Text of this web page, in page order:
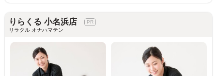
りらくる 小名浜店
リラクル オナハマテン